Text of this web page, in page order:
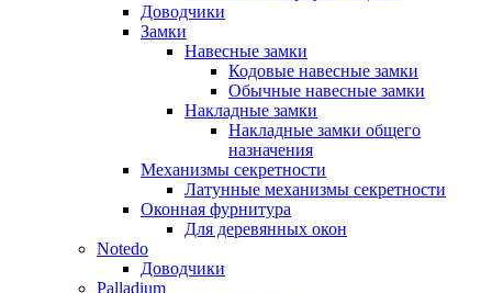
Доводчики
Замки
Навесные замки
Кодовые навесные замки
Обычные навесные замки
Накладные замки
Накладные замки общего
назначения
Механизмы секретности
Латунные механизмы секретности
Оконная фурнитура
Для деревянных окон
Notedo
Доводчики
Palladium